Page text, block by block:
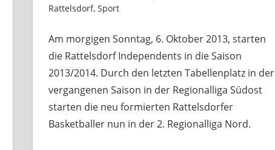
Rattelsdorf, Sport
Am morgigen Sonntag, 6. Oktober 2013, starten
die Rattelsdorf Independents in die Saison
2013/2014. Durch den letzten Tabellenplatz in der
vergangenen Saison in der Regionalliga Südost
starten die neu formierten Rattelsdorfer
Basketballer nun in der 2. Regionalliga Nord.